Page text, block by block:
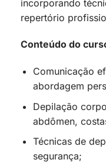
incorporando
repertório
Conteúdo do
Comunicação
abordagem
Depilação
abdômen,
Técnicas de
segurança;